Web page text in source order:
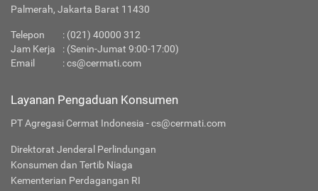
Palmerah, Jakarta Barat 11430
Telepon : (021) 40000 312
Jam Kerja
: (Senin-Jumat 9:00-17:00)
Email
:cs@cermati.com
Layanan Pengaduan Konsumen
PT Agregasi Cermat Indonesia - cs@cermati.com
Direktorat Jenderal Perlindungan
Konsumen dan Tertib Niaga
Kementerian Perdagangan RI